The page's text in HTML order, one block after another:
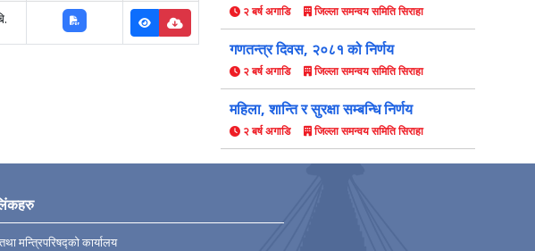
२ बर्ष अगाडि जिल्ला समन्वय समिति सिराहा
गणतन्‍त्र दिवस, २०८१ को निर्णय
२ बर्ष अगाडि जिल्ला समन्वय समिति सिराहा
महिला, शान्ति र सुरक्षा सम्बन्धि निर्णय
२ बर्ष अगाडि जिल्ला समन्वय समिति सिराहा
मन्त्रिपरिषद्को कार्यालय